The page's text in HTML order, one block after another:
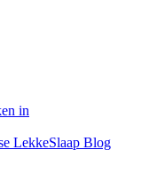
in
LekkeSlaap Blog